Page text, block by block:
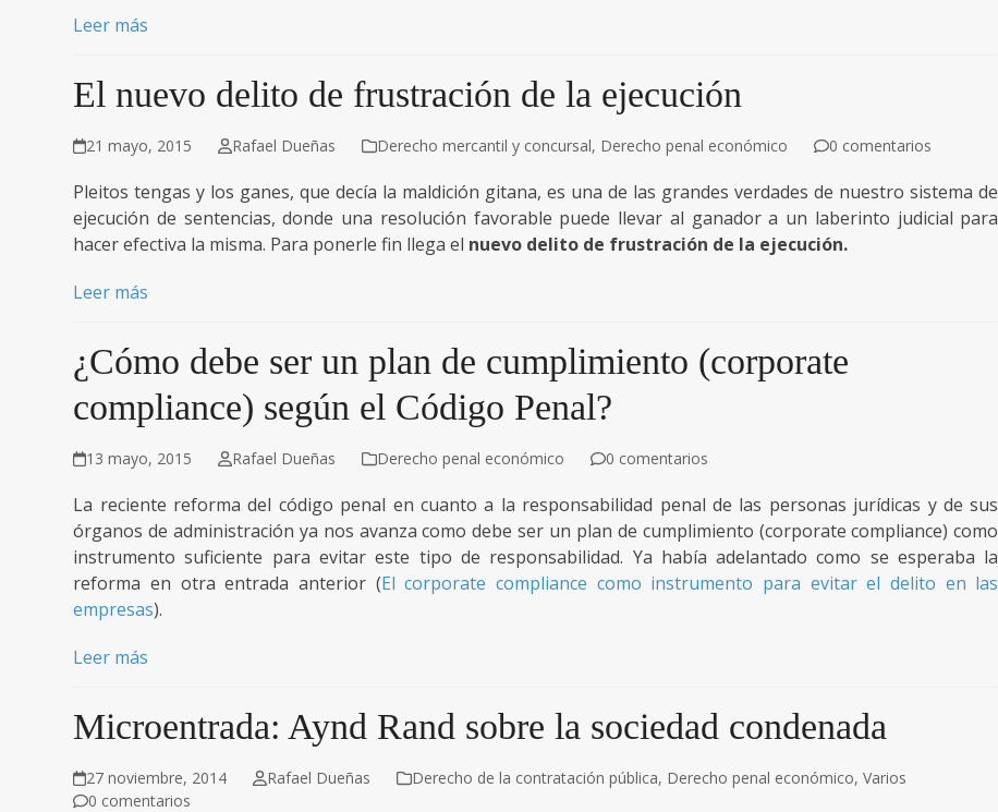
Leer más
El nuevo delito de frustración de la ejecución
21 mayo, 2015 Rafael Dueñas Derecho mercantil y concursal, Derecho penal económico 0 comentarios
Pleitos tengas y los ganes, que decía la maldición gitana, es una de las grandes verdades de nuestro sistema de
ejecución de sentencias, donde una resolución favorable puede llevar al ganador a un laberinto judicial para
hacer efectiva la misma. Para ponerle fin llega el nuevo delito de frustración de la ejecución.
Leer más
¿Cómo debe ser un plan de cumplimiento (corporate
compliance) según el Código Penal?
13 mayo, 2015 Rafael Dueñas Derecho penal económico 0 comentarios
La reciente reforma del código penal en cuanto a la responsabilidad penal de las personas jurídicas y de sus
órganos de administración ya nos avanza como debe ser un plan de cumplimiento (corporate compliance) como
instrumento suficiente para evitar este tipo de responsabilidad. Ya había adelantado como se esperaba la
reforma en otra entrada anterior (El corporate compliance como instrumento para evitar el delito en las
empresas).
Leer más
Microentrada: Aynd Rand sobre la sociedad condenada
27 noviembre, 2014 Rafael Dueñas Derecho de la contratación pública, Derecho penal económico, Varios
0 comentarios